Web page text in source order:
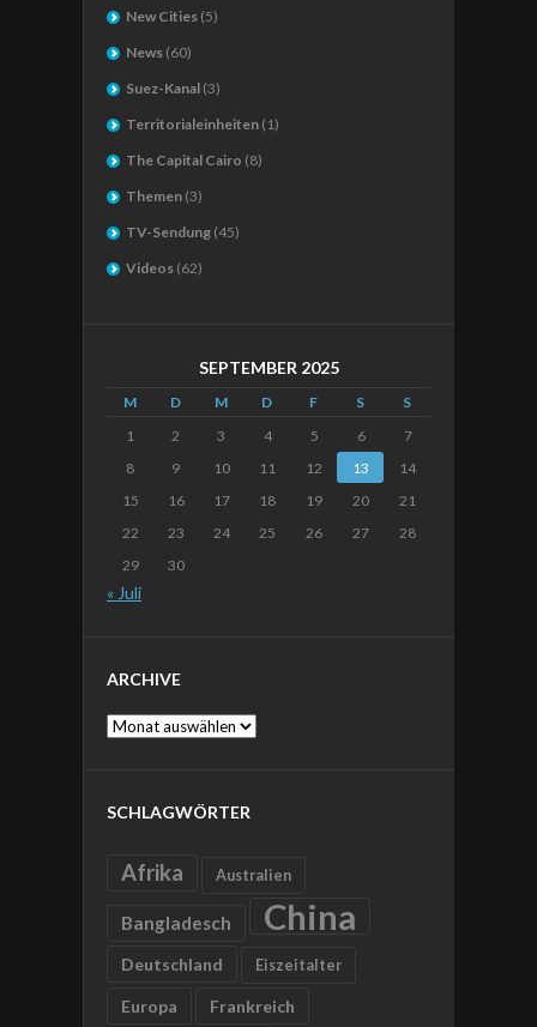
New Cities (5)
News (60)
Suez-Kanal (3)
Territorialeinheiten (1)
The Capital Cairo (8)
Themen (3)
TV-Sendung (45)
Videos (62)
SEPTEMBER 2025
M D M D F S
S
1
2 3 4 5 6
7
8
9 10 11 12 13
14
15
16 17 18 19 20
21
22
23 24 25 26 27
28
29
30
« Juli
ARCHIVE
Archive
SCHLAGWÖRTER
Afrika Australien
Bangladesch China
Deutschland Eiszeitalter
Europa Frankreich